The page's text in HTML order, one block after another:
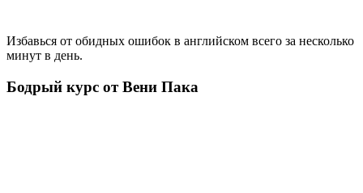
Избавься от обидных ошибок в английском всего за несколько
минут в день.
Бодрый курс от Вени Пака